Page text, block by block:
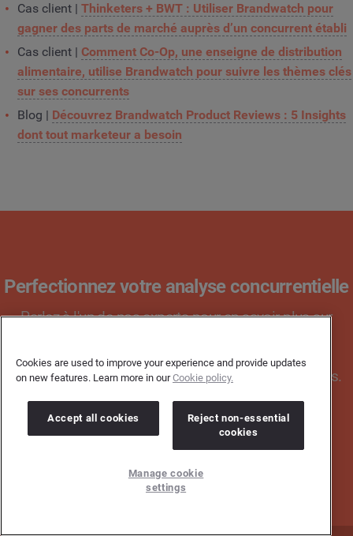
Cas client |Thinketers + BWT : Utiliser Brandwatch pour
gagner des parts de marché auprès d’un concurrent établi
Cas client | Comment Co-Op, une enseigne de distribution
alimentaire, utilise Brandwatch pour suivre les thèmes clés
sur ses concurrents
Blog | Découvrez Brandwatch Product Reviews : 5 Insights
dont tout marketeur a besoin
Perfectionnez votre analyse concurrentielle
Parlez à l'un de nos experts pour en savoir plus sur
transformer votre analyse concurrentielle et
benchmarking, analyse de la part de voix et bien plus.
Cookies are used to improve your experience and provide updates
on new features. Learn more in ourCookie policy.
Accept all cookies
Reject non-essential
cookies
Manage cookie
settings